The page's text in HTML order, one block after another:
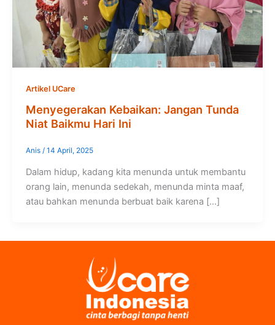
Artikel UCare
Menyegerakan Kebaikan: Jangan Tunda
Niat Baikmu Hari Ini
Anis / 14 April, 2025
Dalam hidup, kadang kita menunda untuk membantu
orang lain, menunda sedekah, menunda minta maaf,
atau bahkan menunda berbuat baik karena […]